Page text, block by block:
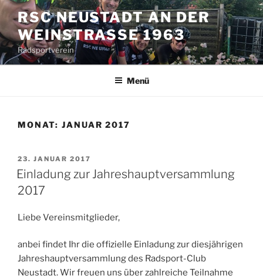
Zum
Inhalt
springen
RSC NEUSTADT AN DER
WEINSTRASSE 1963
Radsportverein
Menü
MONAT: JANUAR 2017
VERÖFFENTLICHT
AM
23. JANUAR 2017
Einladung zur Jahreshauptversammlung
2017
Liebe Vereinsmitglieder,
anbei findet Ihr die offizielle Einladung zur diesjährigen
Jahreshauptversammlung des Radsport-Club
Neustadt. Wir freuen uns über zahlreiche Teilnahme